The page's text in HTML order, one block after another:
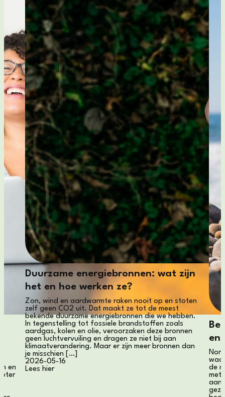
en
Duurzame energiebronnen: wat zijn
het en hoe werken ze?
Zon, wind en aardwarmte raken nooit op en stoten
zelf geen CO2 uit. Dat maakt ze tot de meest
bekende duurzame energiebronnen die we hebben.
In tegenstelling tot fossiele brandstoffen zoals
aardgas, kolen en olie, veroorzaken deze bronnen
geen luchtvervuiling en dragen ze niet bij aan
klimaatverandering. Maar er zijn meer bronnen dan
je misschien […]
2026-05-16
Lees hier
en
de
met